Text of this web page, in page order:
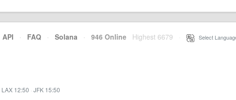
API · FAQ · Solana · 946 Online Highest 6679 Select
LAX 12:50 · JFK 15:50